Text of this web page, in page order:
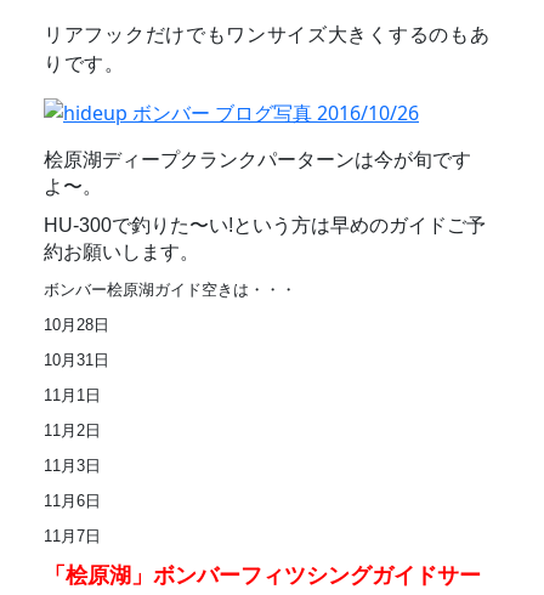
リアフックだけでもワンサイズ大きくするのもあ
りです。
桧原湖ディープクランクパーターンは今が旬です
よ〜。
HU-300で釣りた〜い!という方は早めのガイドご予
約お願いします。
ボンバー桧原湖ガイド空きは・・・
10月28日
10月31日
11月1日
11月2日
11月3日
11月6日
11月7日
「桧原湖」ボンバーフィツシングガイドサー